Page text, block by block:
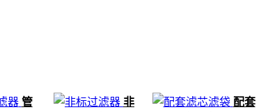
管
非
配套